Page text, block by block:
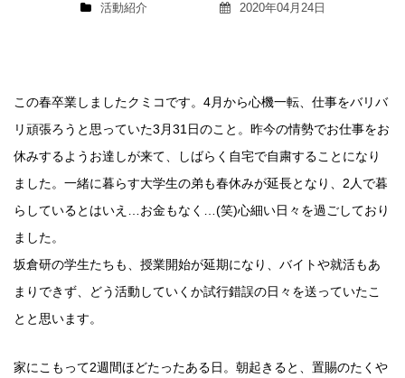
活動紹介 2020年04月24日
この春卒業しましたクミコです。4月から心機一転、仕事をバリバ
リ頑張ろうと思っていた3月31日のこと。昨今の情勢でお仕事をお
休みするようお達しが来て、しばらく自宅で自粛することになり
ました。一緒に暮らす大学生の弟も春休みが延長となり、2人で暮
らしているとはいえ…お金もなく…(笑)心細い日々を過ごしており
ました。
坂倉研の学生たちも、授業開始が延期になり、バイトや就活もあ
まりできず、どう活動していくか試行錯誤の日々を送っていたこ
とと思います。
家にこもって2週間ほどたったある日。朝起きると、置賜のたくや